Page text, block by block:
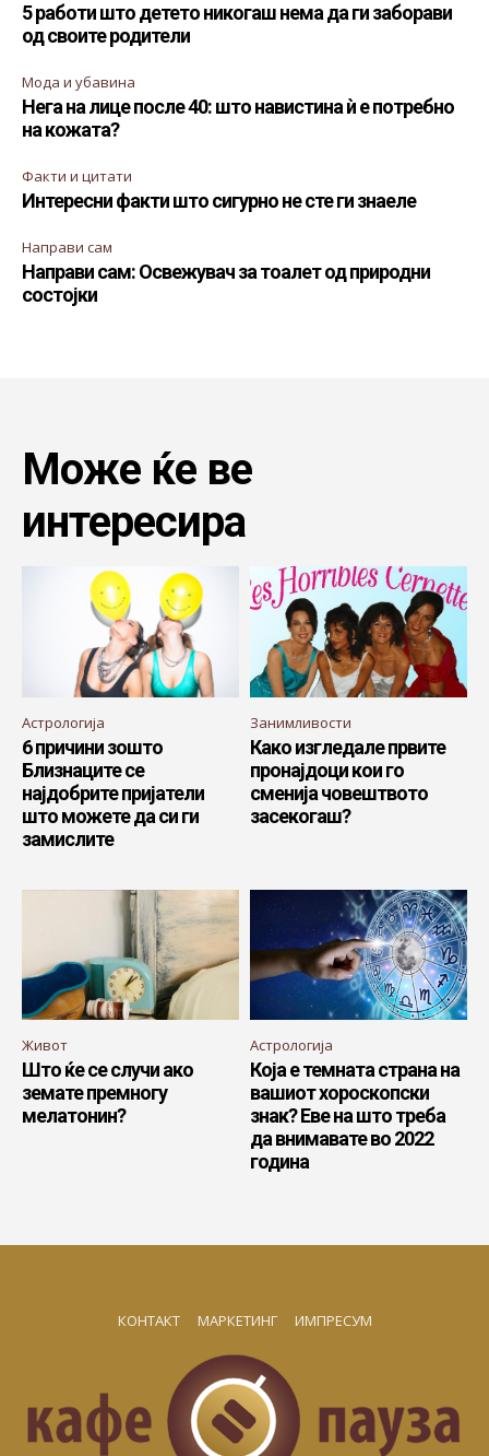
5 работи што детето никогаш нема да ги заборави
од своите родители
Мода и убавина
Нега на лице после 40: што навистина ѝ е потребно
на кожата?
Факти и цитати
Интересни факти што сигурно не сте ги знаеле
Направи сам
Направи сам: Освежувач за тоалет од природни
состојки
Може ќе ве
интересира
Астрологија
6 причини зошто
Близнаците се
најдобрите пријатели
што можете да си ги
замислите
Занимливости
Како изгледале првите
пронајдоци кои го
сменија човештвото
засекогаш?
Живот
Што ќе се случи ако
земате премногу
мелатонин?
Астрологија
Која е темната страна на
вашиот хороскопски
знак? Еве на што треба
да внимавате во 2022
година
КОНТАКТ МАРКЕТИНГ ИМПРЕСУМ